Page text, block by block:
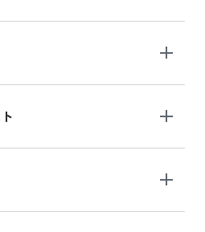
買取価格はこちら